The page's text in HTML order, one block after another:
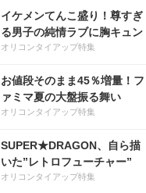
イケメンてんこ盛り！尊すぎ
る男子の純情ラブに胸キュン
オリコンタイアップ特集
お値段そのまま45％増量！フ
ァミマ夏の大盤振る舞い
オリコンタイアップ特集
SUPER★DRAGON、自ら描
いた”レトロフューチャー”
オリコンタイアップ特集